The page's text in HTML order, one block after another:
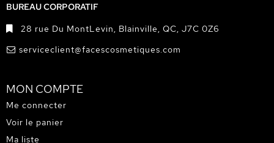
BUREAU CORPORATIF
28 rue Du MontLevin, Blainville, QC, J7C 0Z6
serviceclient@facescosmetiques.com
MON COMPTE
Me connecter
Voir le panier
Ma liste